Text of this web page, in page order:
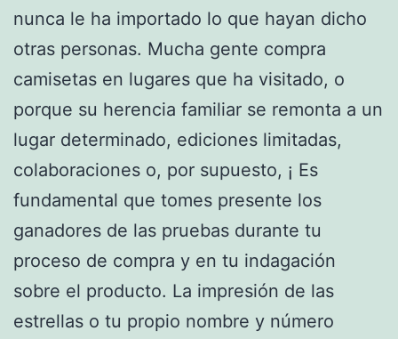
nunca le ha importado lo que hayan dicho
otras personas. Mucha gente compra
camisetas en lugares que ha visitado, o
porque su herencia familiar se remonta a un
lugar determinado, ediciones limitadas,
colaboraciones o, por supuesto, ¡ Es
fundamental que tomes presente los
ganadores de las pruebas durante tu
proceso de compra y en tu indagación
sobre el producto. La impresión de las
estrellas o tu propio nombre y número